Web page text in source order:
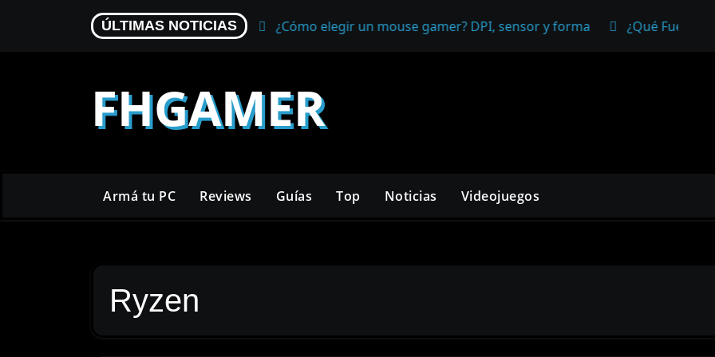
ÚLTIMAS NOTICIAS
el mejor para tu setup ¿Cómo elegir un mouse gamer? DPI, sensor y forma ¿Qué Fuente de Poder
FHGAMER
Armá tu PC Reviews Guías Top Noticias Videojuegos
Ryzen